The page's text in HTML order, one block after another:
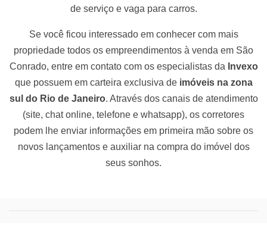
de serviço e vaga para carros.
Se você ficou interessado em conhecer com mais
propriedade todos os empreendimentos à venda em São
Conrado, entre em contato com os especialistas da Invexo
que possuem em carteira exclusiva de imóveis na zona
sul do Rio de Janeiro. Através dos canais de atendimento
(site, chat online, telefone e whatsapp), os corretores
podem lhe enviar informações em primeira mão sobre os
novos lançamentos e auxiliar na compra do imóvel dos
seus sonhos.